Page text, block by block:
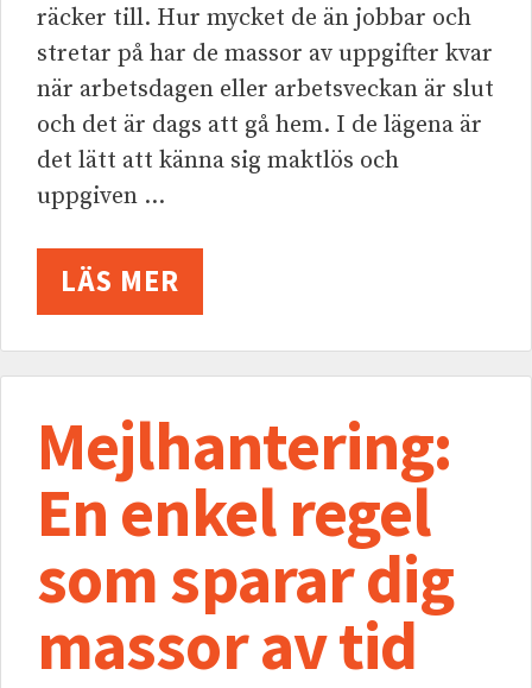
räcker till. Hur mycket de än jobbar och
stretar på har de massor av uppgifter kvar
när arbetsdagen eller arbetsveckan är slut
och det är dags att gå hem. I de lägena är
det lätt att känna sig maktlös och
uppgiven …
LÄS MER
Mejlhantering:
En enkel regel
som sparar dig
massor av tid